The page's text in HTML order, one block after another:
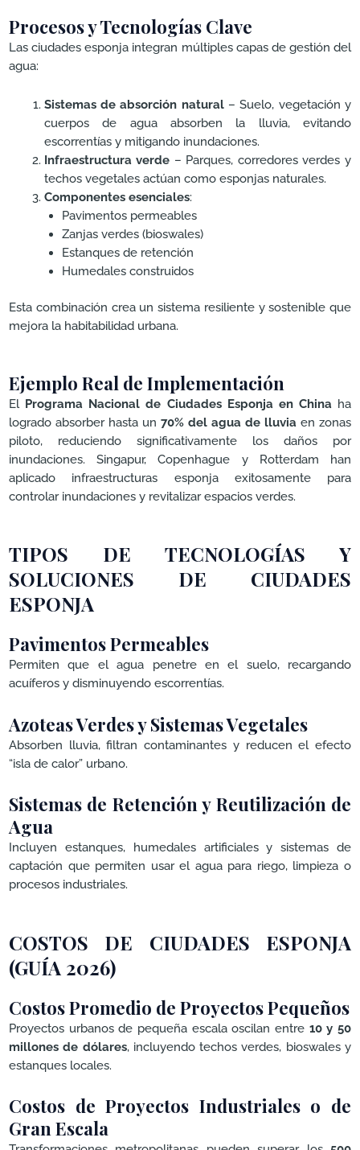
Procesos y Tecnologías Clave
Las ciudades esponja integran múltiples capas de gestión del
agua:
Sistemas de absorción natural– Suelo, vegetación y
cuerpos de agua absorben la lluvia, evitando
escorrentías y mitigando inundaciones.
Infraestructura verde – Parques, corredores verdes y
techos vegetales actúan como esponjas naturales.
Componentes esenciales:
Pavimentos permeables
Zanjas verdes (bioswales)
Estanques de retención
Humedales construidos
Esta combinación crea un sistema resiliente y sostenible que
mejora la habitabilidad urbana.
Ejemplo Real de Implementación
El Programa Nacional de Ciudades Esponja en China ha
logrado absorber hasta un 70% del agua de lluvia en zonas
piloto, reduciendo significativamente los daños por
inundaciones. Singapur, Copenhague y Rotterdam han
aplicado infraestructuras esponja exitosamente para
controlar inundaciones y revitalizar espacios verdes.
TIPOS DE TECNOLOGÍAS Y
SOLUCIONES DE CIUDADES
ESPONJA
Pavimentos Permeables
Permiten que el agua penetre en el suelo, recargando
acuíferos y disminuyendo escorrentías.
Azoteas Verdes y Sistemas Vegetales
Absorben lluvia, filtran contaminantes y reducen el efecto
“isla de calor” urbano.
Sistemas de Retención y Reutilización de
Agua
Incluyen estanques, humedales artificiales y sistemas de
captación que permiten usar el agua para riego, limpieza o
procesos industriales.
COSTOS DE CIUDADES ESPONJA
(GUÍA 2026)
Costos Promedio de Proyectos Pequeños
Proyectos urbanos de pequeña escala oscilan entre 10 y 50
millones de dólares, incluyendo techos verdes, bioswales y
estanques locales.
Costos de Proyectos Industriales o de
Gran Escala